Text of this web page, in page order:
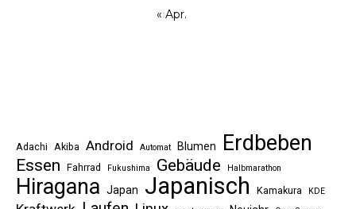
« Apr.
Adachi Akiba Android Automat Blumen Erdbeben
Essen Fahrrad Fukushima Gebäude Halbmarathon
Hiragana Japan Japanisch Kamakura KDE